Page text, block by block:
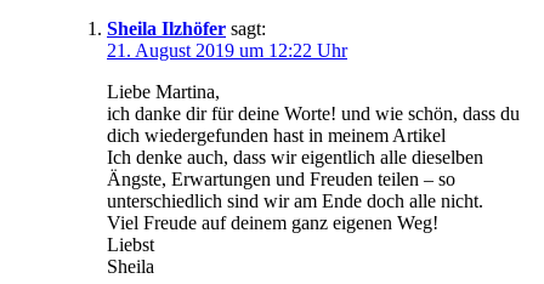
Sheila Ilzhöfer sagt:
21. August 2019 um 12:22 Uhr
Liebe Martina,
ich danke dir für deine Worte! und wie schön, dass du
dich wiedergefunden hast in meinem Artikel
Ich denke auch, dass wir eigentlich alle dieselben
Ängste, Erwartungen und Freuden teilen – so
unterschiedlich sind wir am Ende doch alle nicht.
Viel Freude auf deinem ganz eigenen Weg!
Liebst
Sheila